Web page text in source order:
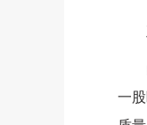
五
由
一